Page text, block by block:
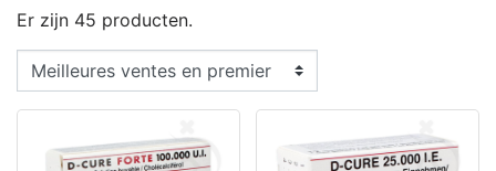
Er zijn 45 producten.